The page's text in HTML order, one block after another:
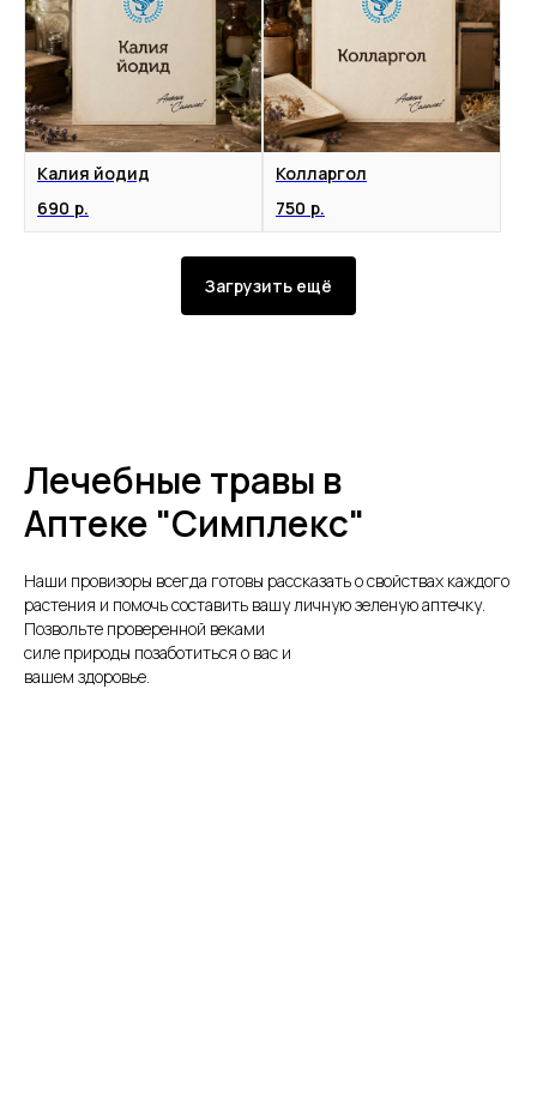
Калия йодид
690 р.
Колларгол
750 р.
Загрузить ещё
Лечебные травы в
Аптеке "Симплекс"
Наши провизоры всегда готовы рассказать о свойствах каждого
растения и помочь составить вашу личную зеленую аптечку.
Позвольте проверенной веками
силе природы позаботиться о вас и
вашем здоровье.